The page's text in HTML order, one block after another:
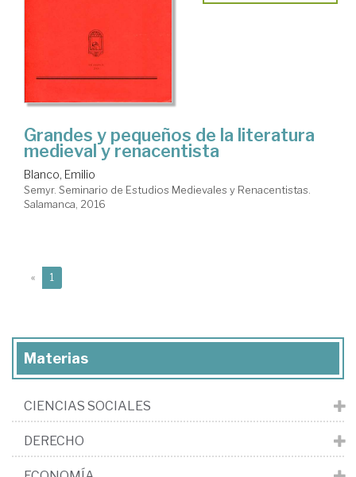
Grandes y pequeños de la literatura
medieval y renacentista
Blanco, Emilio
Semyr. Seminario de Estudios Medievales y Renacentistas.
Salamanca, 2016
« 1
Materias
CIENCIAS SOCIALES
DERECHO